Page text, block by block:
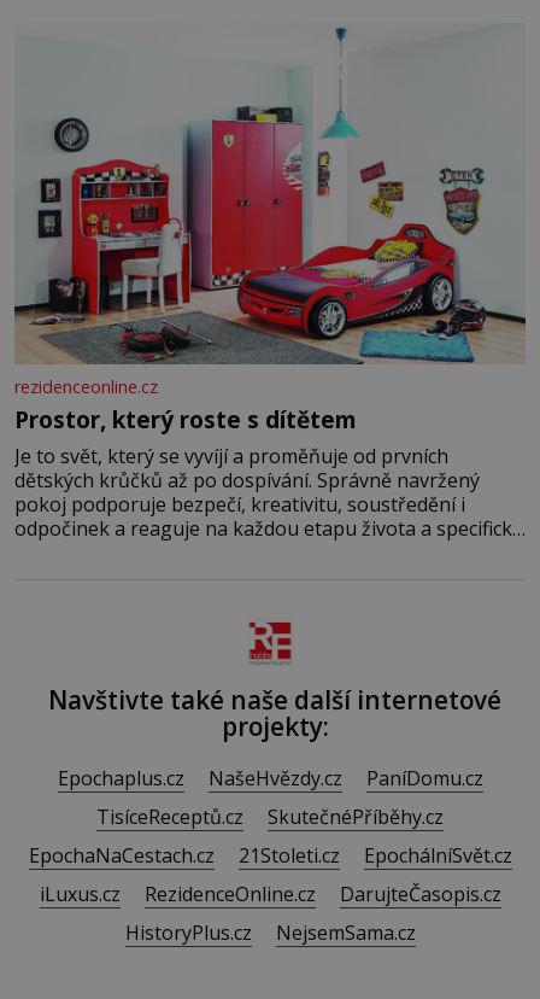
rezidenceonline.cz
Prostor, který roste s dítětem
Je to svět, který se vyvíjí a proměňuje od prvních
dětských krůčků až po dospívání. Správně navržený
pokoj podporuje bezpečí, kreativitu, soustředění i
odpočinek a reaguje na každou etapu života a specifické
Navštivte také naše další internetové
projekty:
Epochaplus.cz NašeHvězdy.cz
PaníDomu.cz
TisíceReceptů.cz
SkutečnéPříběhy.cz
EpochaNaCestach.cz
21Stoleti.cz
EpochálníSvět.cz
iLuxus.cz
RezidenceOnline.cz
DarujteČasopis.cz
HistoryPlus.cz
NejsemSama.cz